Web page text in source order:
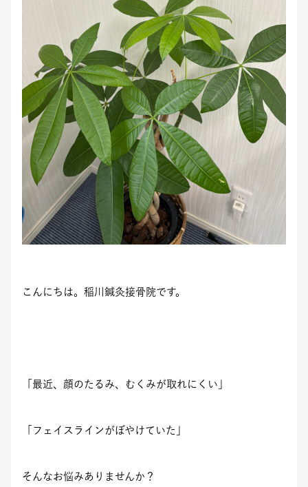
こんにちは。稲川鍼灸接骨院です。
「最近、顔のたるみ、むくみが取れにくい」
「フェイスラインがぼやけていた」
そんなお悩みありませんか？